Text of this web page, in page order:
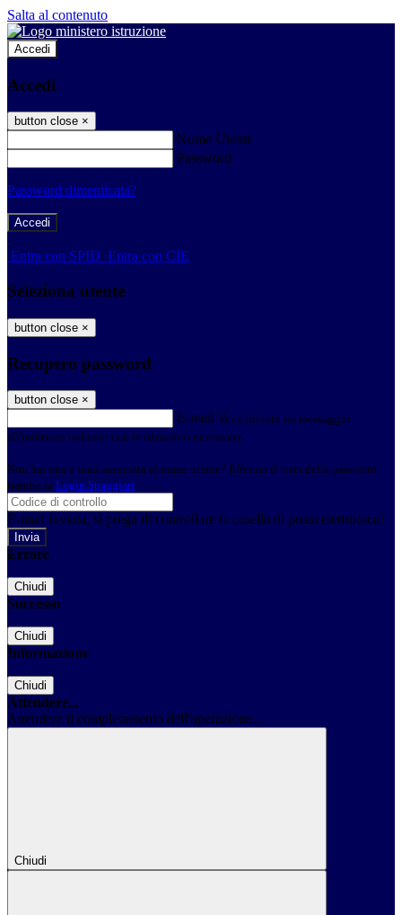
Salta al contenuto
Accedi
Accedi
button close ×
Nome Utente
Password
Password dimenticata?
-
Entra con SPID Entra con CIE
Seleziona utente
button close ×
Recupero password
button close ×
E-mail Verrà inviato un messaggio
all'indirizzo indicato con le istruzioni necessarie.
Non hai una e-mail associata al nome utente? Effettua il reset della password
tramite la Login Spaggiari
E-mail inviata, si prega di controllare la casella di posta elettronica!
Errore
Chiudi
Successo
Chiudi
Informazione
Chiudi
Attendere...
Attendere il completamento dell'operazione...
Chiudi